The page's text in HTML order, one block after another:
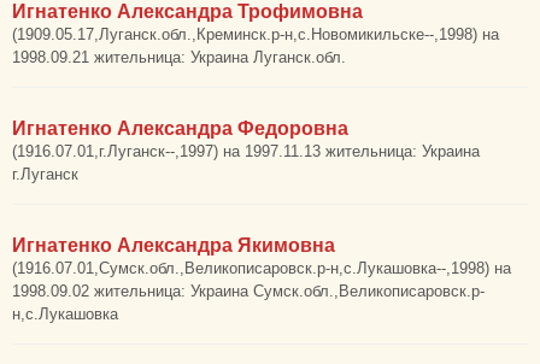
Игнатенко Александра Трофимовна
(1909.05.17,Луганск.обл.,Креминск.р-н,с.Новомикильске--,1998) на
1998.09.21 жительница: Украина Луганск.обл.
Игнатенко Александра Федоровна
(1916.07.01,г.Луганск--,1997) на 1997.11.13 жительница: Украина
г.Луганск
Игнатенко Александра Якимовна
(1916.07.01,Сумск.обл.,Великописаровск.р-н,с.Лукашовка--,1998) на
1998.09.02 жительница: Украина Сумск.обл.,Великописаровск.р-
н,с.Лукашовка